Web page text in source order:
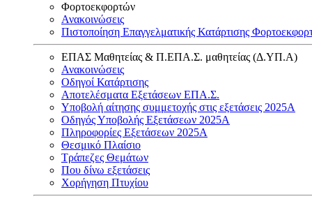
Φορτοεκφορτών
Ανακοινώσεις
Πιστοποίηση Επαγγελματικής Κατάρτισης
ΕΠΑΣ Μαθητείας & Π.ΕΠΑ.Σ. μαθητείας (Δ.ΥΠ.Α)
Ανακοινώσεις
Oδηγοί Κατάρτισης
Αποτελέσματα Εξετάσεων ΕΠΑ.Σ.
Υποβολή αίτησης συμμετοχής στις εξετάσεις 2025Α
Οδηγός Υποβολής Εξετάσεων 2025A
Πληροφορίες Εξετάσεων 2025Α
Θεσμικό Πλαίσιο
Τράπεζες Θεμάτων
Που δίνω εξετάσεις
Χορήγηση Πτυχίου